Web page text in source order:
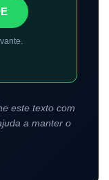
este texto com
a manter o